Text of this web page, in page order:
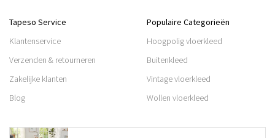
Tapeso Service
Klantenservice
Verzenden & retourneren
Zakelijke klanten
Blog
Populaire Categorieën
Hoogpolig vloerkleed
Buitenkleed
Vintage vloerkleed
Wollen vloerkleed